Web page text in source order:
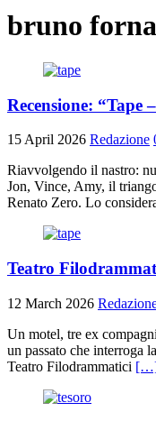
bruno
Recensione: “Tape
15 April 2026 Redazione
Riavvolgendo il nastro:
Jon, Vince, Amy, il
Renato Zero. Lo
Teatro
12 March 2026
Un motel, tre ex
un passato che interroga
Teatro Filodrammatici